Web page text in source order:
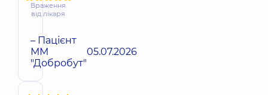
Враження
від лікаря
– Пацієнт
ММ
"Добробут"
05.07.2026